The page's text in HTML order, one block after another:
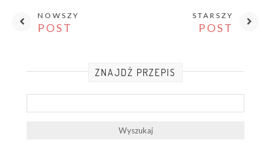
NOWSZY
POST
STARSZY
POST
ZNAJDŹ PRZEPIS